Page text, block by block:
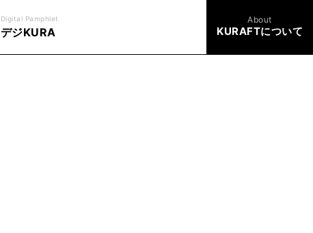
Digital Pamphlet
デジKURA
About
KURAFTについて